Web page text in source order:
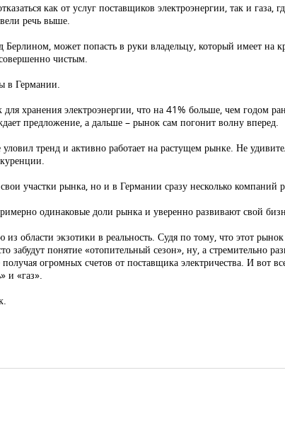
как от услуг поставщиков электроэнергии, так и газа,
речь выше.
Берлином, может попасть в руки владельцу, который имеет на
чистым.
в Германии.
хранения электроэнергии, что на 41% больше, чем годом
предложение, а дальше – рынок сам погонит волну вперед.
тренд и активно работает на растущем рынке. Не
участки рынка, но и в Германии сразу несколько компаний
одинаковые доли рынка и уверенно развивают свой
области экзотики в реальность. Судя по тому, что этот рынок
забудут понятие «отопительный сезон», ну, а стремительно
огромных счетов от поставщика электричества. И вот
и «газ».